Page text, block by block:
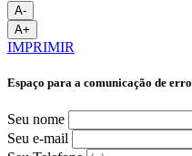
A-
A+
IMPRIMIR
Espaço para a comunicação de
Seu nome
Seu e-mail